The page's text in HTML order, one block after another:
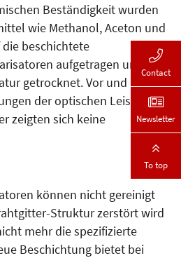
Beständigkeit wurden
wie Methanol, Aceton und
beschichtete
aufgetragen und über
getrocknet. Vor und nach
der optischen Leistung
zeigten sich keine
können nicht gereinigt
Struktur zerstört wird
mehr die spezifizierte
Beschichtung bietet bei
Contact
Newsletter
To top